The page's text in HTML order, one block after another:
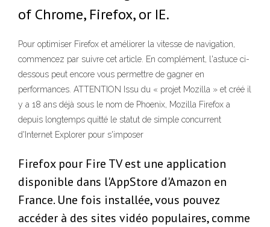
of Chrome, Firefox, or IE.
Pour optimiser Firefox et améliorer la vitesse de navigation,
commencez par suivre cet article. En complément, l'astuce ci-
dessous peut encore vous permettre de gagner en
performances. ATTENTION Issu du « projet Mozilla » et créé il
y a 18 ans déjà sous le nom de Phoenix, Mozilla Firefox a
depuis longtemps quitté le statut de simple concurrent
d'Internet Explorer pour s'imposer
Firefox pour Fire TV est une application
disponible dans l'AppStore d'Amazon en
France. Une fois installée, vous pouvez
accéder à des sites vidéo populaires, comme